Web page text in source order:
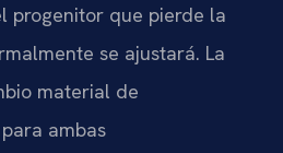
progenitor que pierde la
se ajustará. La
material de
ambas